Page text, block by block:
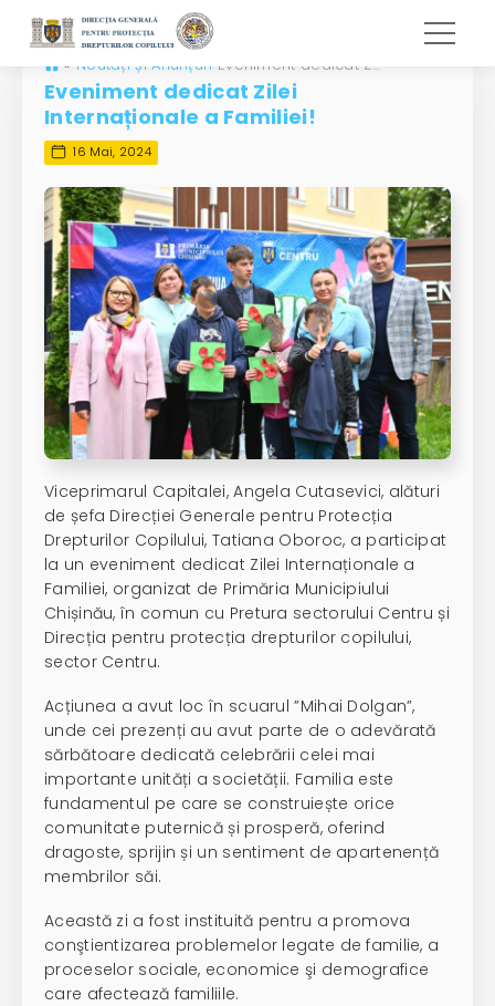
» Noutăți și Anunțuri Eveniment dedicat Zilei Internaționale a Familiei!
Eveniment dedicat Zilei
Internaționale a Familiei!
16 Mai, 2024
Viceprimarul Capitalei, Angela Cutasevici, alături
de șefa Direcției Generale pentru Protecția
Drepturilor Copilului, Tatiana Oboroc, a participat
la un eveniment dedicat Zilei Internaționale a
Familiei, organizat de Primăria Municipiului
Chișinău, în comun cu Pretura sectorului Centru și
Direcția pentru protecția drepturilor copilului,
sector Centru.
Acțiunea a avut loc în scuarul ”Mihai Dolgan”,
unde cei prezenți au avut parte de o adevărată
sărbătoare dedicată celebrării celei mai
importante unități a societății. Familia este
fundamentul pe care se construiește orice
comunitate puternică și prosperă, oferind
dragoste, sprijin și un sentiment de apartenență
membrilor săi.
Această zi a fost instituită pentru a promova
conştientizarea problemelor legate de familie, a
proceselor sociale, economice şi demografice
care afectează familiile.